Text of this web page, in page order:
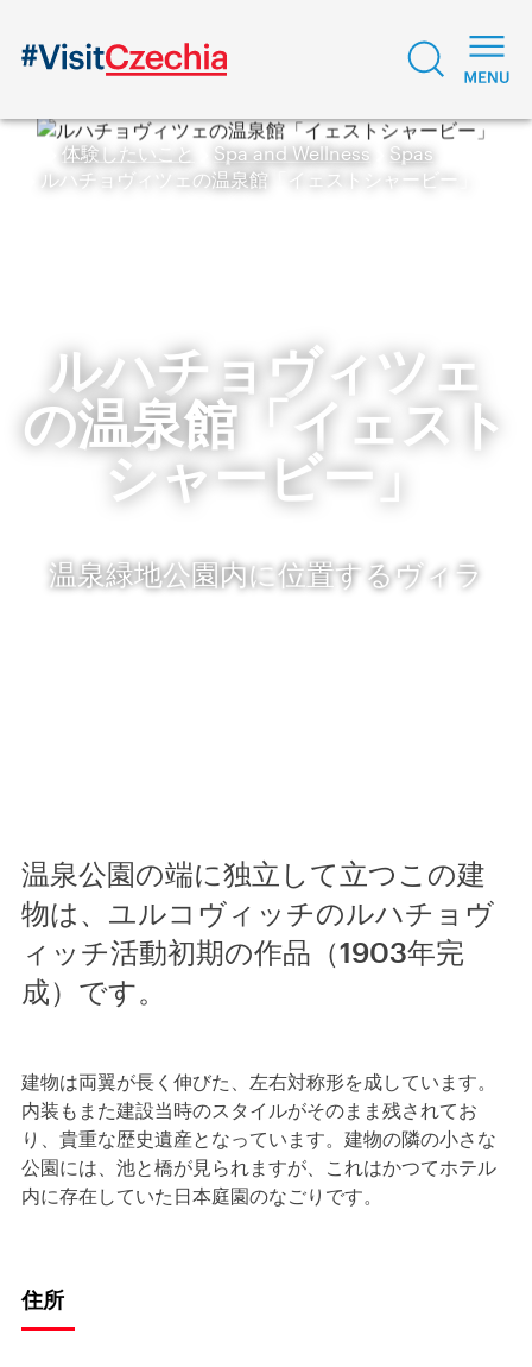
体験したいこと Spa and Wellness
Spas
ルハチョヴィツェの温泉館「イェストシャービー」
ルハチョヴィツェ
の温泉館「イェスト
シャービー」
温泉緑地公園内に位置するヴィラ
温泉公園の端に独立して立つこの建
物は、ユルコヴィッチのルハチョヴ
ィッチ活動初期の作品（1903年完
成）です。
建物は両翼が長く伸びた、左右対称形を成しています。
内装もまた建設当時のスタイルがそのまま残されてお
り、貴重な歴史遺産となっています。建物の隣の小さな
公園には、池と橋が見られますが、これはかつてホテル
内に存在していた日本庭園のなごりです。
住所